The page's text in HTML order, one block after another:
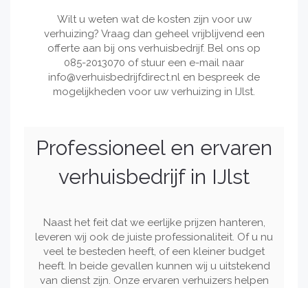
Wilt u weten wat de kosten zijn voor uw
verhuizing? Vraag dan geheel vrijblijvend een
offerte aan bij ons verhuisbedrijf. Bel ons op
085-2013070 of stuur een e-mail naar
info@verhuisbedrijfdirect.nl en bespreek de
mogelijkheden voor uw verhuizing in IJlst.
Professioneel en ervaren
verhuisbedrijf in IJlst
Naast het feit dat we eerlijke prijzen hanteren,
leveren wij ook de juiste professionaliteit. Of u nu
veel te besteden heeft, of een kleiner budget
heeft. In beide gevallen kunnen wij u uitstekend
van dienst zijn. Onze ervaren verhuizers helpen